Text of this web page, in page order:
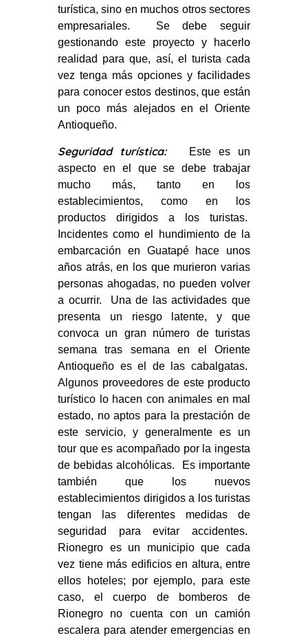
turística, sino en muchos otros sectores
empresariales. Se debe seguir
gestionando este proyecto y hacerlo
realidad para que, así, el turista cada
vez tenga más opciones y facilidades
para conocer estos destinos, que están
un poco más alejados en el Oriente
Antioqueño.
Seguridad turística:
Este es un
aspecto en el que se debe trabajar
mucho más, tanto en los
establecimientos, como en los
productos dirigidos a los turistas.
Incidentes como el hundimiento de la
embarcación en Guatapé hace unos
años atrás, en los que murieron varias
personas ahogadas, no pueden volver
a ocurrir. Una de las actividades que
presenta un riesgo latente, y que
convoca un gran número de turistas
semana tras semana en el Oriente
Antioqueño es el de las cabalgatas.
Algunos proveedores de este producto
turístico lo hacen con animales en mal
estado, no aptos para la prestación de
este servicio, y generalmente es un
tour que es acompañado por la ingesta
de bebidas alcohólicas. Es importante
también que los nuevos
establecimientos dirigidos a los turistas
tengan las diferentes medidas de
seguridad para evitar accidentes.
Rionegro es un municipio que cada
vez tiene más edificios en altura, entre
ellos hoteles; por ejemplo, para este
caso, el cuerpo de bomberos de
Rionegro no cuenta con un camión
escalera para atender emergencias en